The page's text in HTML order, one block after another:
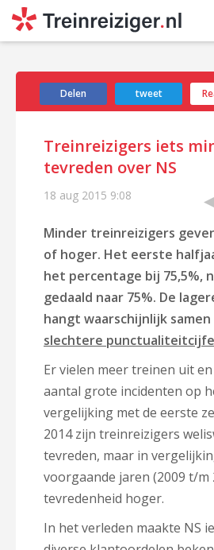
Delen tweet
Treinreizigers iets
tevreden over NS
18 aug 2015 9:08
Minder treinreizigers
of hoger. Het eerste
het percentage bij 75,5%,
gedaald naar 75%. De
hangt waarschijnlijk
slechtere
Er vielen meer treinen uit
aantal grote incidenten op
vergelijking met de eerste
2014 zijn treinreizigers
tevreden, maar in
voorgaande jaren (2009 t/m
tevredenheid hoger.
In het verleden maakte NS